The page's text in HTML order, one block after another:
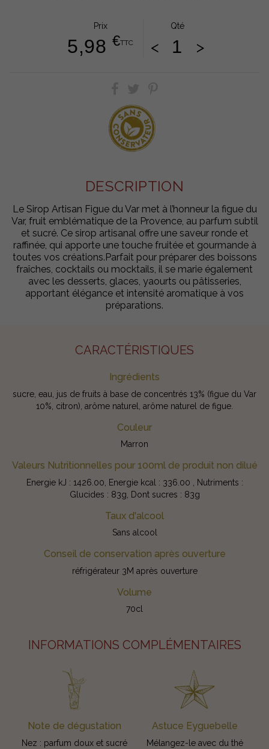
Prix
5,98 €TTC
Qté
< >
DESCRIPTION
Le Sirop Artisan Figue du Var met à l’honneur la figue du
Var, fruit emblématique de la Provence, au parfum subtil
et sucré. Ce sirop artisanal offre une saveur ronde et
raffinée, qui apporte une touche fruitée et gourmande à
toutes vos créations.Parfait pour préparer des boissons
fraîches, cocktails ou mocktails, il se marie également
avec les desserts, glaces, yaourts ou pâtisseries,
apportant élégance et intensité aromatique à vos
préparations.
CARACTÉRISTIQUES
Ingrédients
sucre, eau, jus de fruits à base de concentrés 13% (figue du Var
10%, citron), arôme naturel, arôme naturel de figue.
Couleur
Marron
Valeurs Nutritionnelles pour 100ml de produit non dilué
Energie kJ : 1426.00, Energie kcal : 336.00 , Nutriments :
Glucides : 83g, Dont sucres : 83g
Taux d'alcool
Sans alcool
Conseil de conservation après ouverture
réfrigérateur 3M après ouverture
Volume
70cl
INFORMATIONS COMPLÉMENTAIRES
Note de dégustation
Nez : parfum doux et sucré
Astuce Eyguebelle
Mélangez-le avec du thé